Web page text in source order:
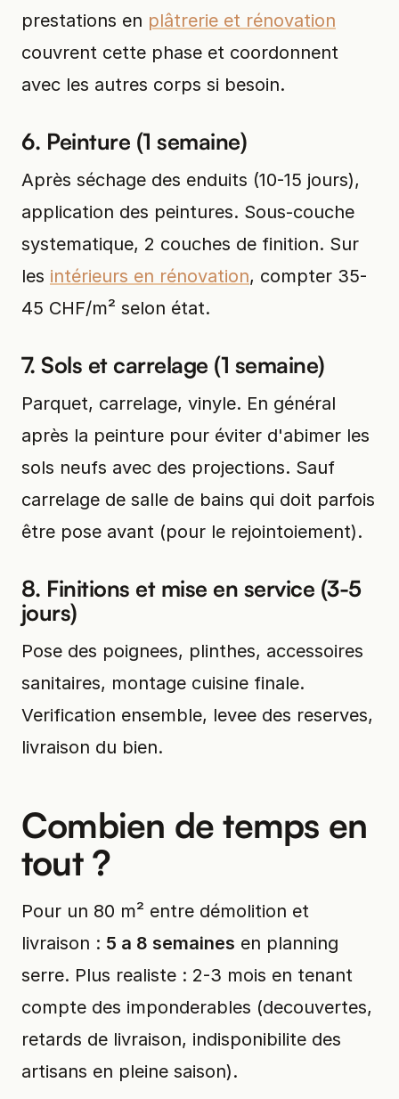
prestations en plâtrerie et rénovation
couvrent cette phase et coordonnent
avec les autres corps si besoin.
6. Peinture (1 semaine)
Après séchage des enduits (10-15 jours),
application des peintures. Sous-couche
systematique, 2 couches de finition. Sur
les intérieurs en rénovation, compter 35-
45 CHF/m² selon état.
7. Sols et carrelage (1 semaine)
Parquet, carrelage, vinyle. En général
après la peinture pour éviter d'abimer les
sols neufs avec des projections. Sauf
carrelage de salle de bains qui doit parfois
être pose avant (pour le rejointoiement).
8. Finitions et mise en service (3-5
jours)
Pose des poignees, plinthes, accessoires
sanitaires, montage cuisine finale.
Verification ensemble, levee des reserves,
livraison du bien.
Combien de temps en
tout ?
Pour un 80 m² entre démolition et
livraison : 5 a 8 semaines en planning
serre. Plus realiste : 2-3 mois en tenant
compte des imponderables (decouvertes,
retards de livraison, indisponibilite des
artisans en pleine saison).